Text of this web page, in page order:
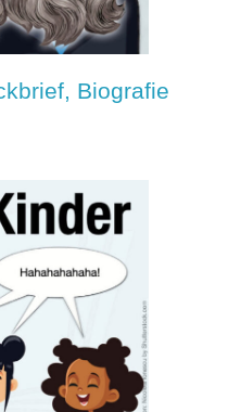
Biografie